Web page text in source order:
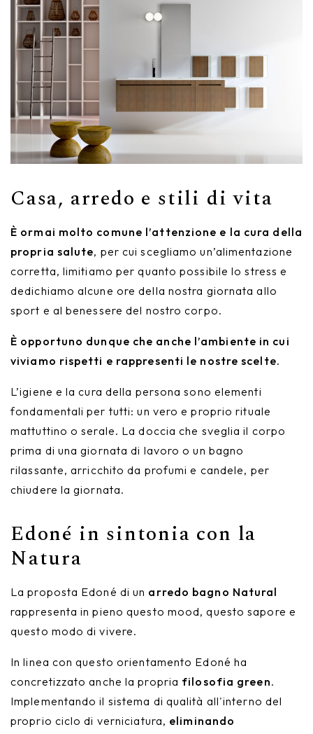
Casa, arredo e stili di vita
È ormai molto comune l’attenzione e la cura della
propria salute, per cui scegliamo un’alimentazione
corretta, limitiamo per quanto possibile lo stress e
dedichiamo alcune ore della nostra giornata allo
sport e al benessere del nostro corpo.
È opportuno dunque che anche l’ambiente in cui
viviamo rispetti e rappresenti le nostre scelte.
L’igiene e la cura della persona sono elementi
fondamentali per tutti: un vero e proprio rituale
mattuttino o serale. La doccia che sveglia il corpo
prima di una giornata di lavoro o un bagno
rilassante, arricchito da profumi e candele, per
chiudere la giornata.
Edoné in sintonia con la
Natura
La proposta Edoné di un arredo bagno Natural
rappresenta in pieno questo mood, questo sapore e
questo modo di vivere.
In linea con questo orientamento Edoné ha
concretizzato anche la propria filosofia green.
Implementando il sistema di qualità all'interno del
proprio ciclo di verniciatura, eliminando
Artemide
Minerva
Bath-Living